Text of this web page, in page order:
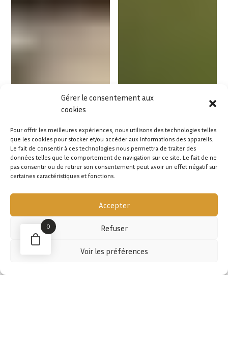
Gérer le consentement aux
cookies
Pour offrir les meilleures expériences, nous utilisons des technologies telles
que les cookies pour stocker et/ou accéder aux informations des appareils.
Le fait de consentir à ces technologies nous permettra de traiter des
données telles que le comportement de navigation sur ce site. Le fait de ne
pas consentir ou de retirer son consentement peut avoir un effet négatif sur
certaines caractéristiques et fonctions.
Accepter
Refuser
Voir les préférences
0